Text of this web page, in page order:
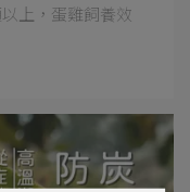
上，蛋雞飼養效